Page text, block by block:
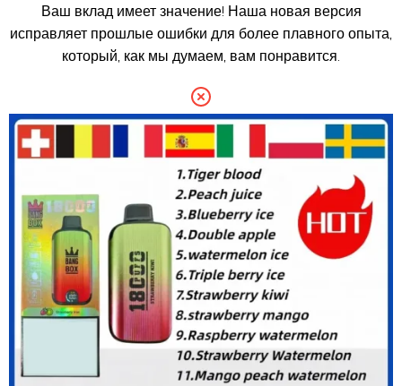
Ваш вклад имеет значение! Наша новая версия
исправляет прошлые ошибки для более плавного опыта,
который, как мы думаем, вам понравится.